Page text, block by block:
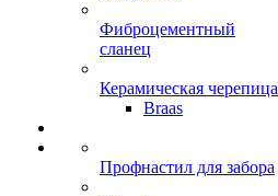
Фиброцементный
сланец
Керамическая черепица
Braas
Профнастил для забора